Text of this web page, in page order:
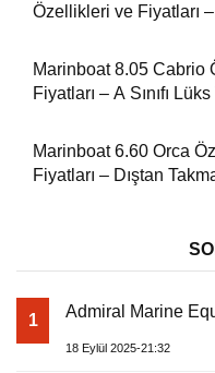
Özellikleri ve Fiyatları –
Marinboat 8.05 Cabrio
Fiyatları – A Sınıfı
Marinboat 6.60 Orca
Fiyatları – Dıştan
1 Admiral Marine
18 Eylül 2025-21:32